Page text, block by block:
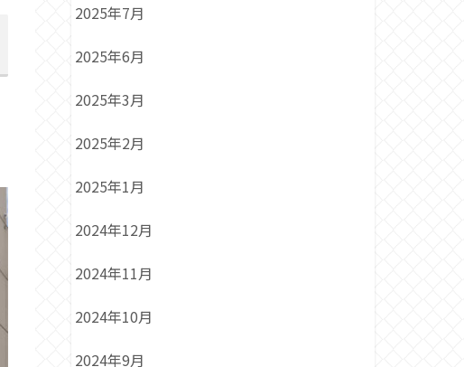
2025年7月
2025年6月
2025年3月
2025年2月
2025年1月
2024年12月
2024年11月
2024年10月
2024年9月